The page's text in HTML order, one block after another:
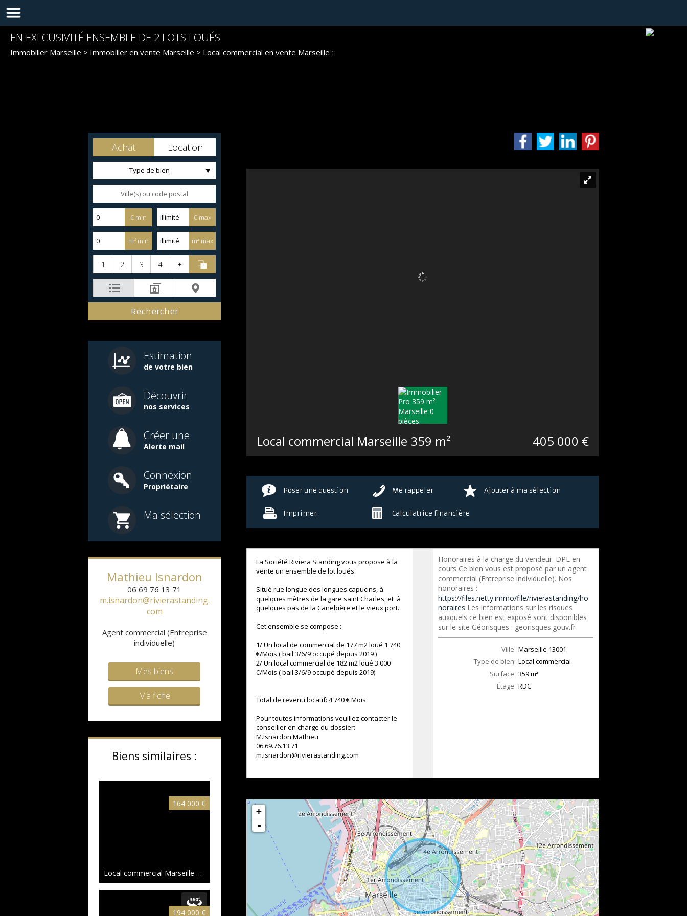
EN EXLCUSIVITÉ ENSEMBLE DE 2 LOTS LOUÉS
Immobilier Marseille > Immobilier en vente Marseille > Local commercial en vente Marseille > Local commercial VP083
Achat Location
Type de bien
€ min € max
m² min m² max
1 2 3 4 +
Estimation
de votre bien
Découvrir
nos services
Créer une
Alerte mail
Connexion
Propriétaire
Ma sélection
Mathieu Isnardon
06 69 76 13 71
m.isnardon@rivierastanding.
com
Agent commercial (Entreprise
individuelle)
Mes biens
Ma fiche
Biens similaires :
164 000 €
Local commercial Marseille
129 m²
194 000 €
Local commercial Marseille 359 m² 405 000 €
Poser une question Me rappeler Ajouter à ma sélection
Imprimer Calculatrice financière
La Société Riviera Standing vous propose à la
vente un ensemble de lot loués:
Situé rue longue des longues capucins, à
quelques mètres de la gare saint Charles, et à
quelques pas de la Canebière et le vieux port.
Cet ensemble se compose :
1/ Un local de commercial de 177 m2 loué 1 740
€/Mois ( bail 3/6/9 occupé depuis 2019 )
2/ Un local commercial de 182 m2 loué 3 000
€/Mois ( bail 3/6/9 occupé depuis 2019)
Total de revenu locatif: 4 740 € Mois
Pour toutes informations veuillez contacter le
conseiller en charge du dossier:
M.Isnardon Mathieu
06.69.76.13.71
m.isnardon@rivierastanding.com
Honoraires à la charge du vendeur. DPE en
cours Ce bien vous est proposé par un agent
commercial (Entreprise individuelle). Nos
honoraires :
https://files.netty.immo/file/rivierastanding/ho
noraires Les informations sur les risques
auxquels ce bien est exposé sont disponibles
sur le site Géorisques : georisques.gouv.fr
Ville Marseille 13001
Type de bien Local commercial
Surface 359m²
Étage RDC
+
-